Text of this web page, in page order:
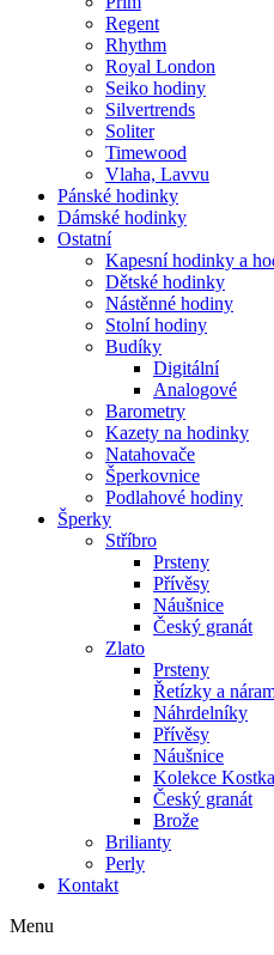
Regent
Rhythm
Royal London
Seiko hodiny
Silvertrends
Soliter
Timewood
Vlaha, Lavvu
Pánské hodinky
Dámské hodinky
Ostatní
Kapesní hodinky a
Dětské hodinky
Nástěnné hodiny
Stolní hodiny
Budíky
Digitální
Analogové
Barometry
Kazety na hodinky
Natahovače
Šperkovnice
Podlahové hodiny
Šperky
Stříbro
Prsteny
Přívěsy
Náušnice
Český granát
Zlato
Prsteny
Řetízky a
Náhrdelníky
Přívěsy
Náušnice
Kolekce Kostka
Český granát
Brože
Brilianty
Perly
Kontakt
Menu